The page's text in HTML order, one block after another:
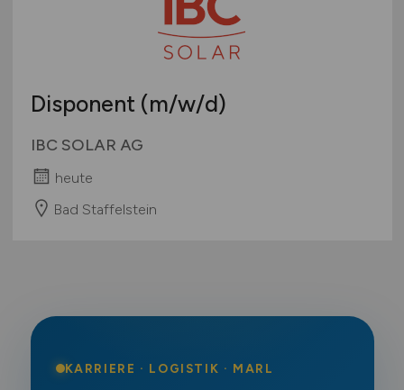
Disponent (m/w/d)
IBC SOLAR AG
heute
Bad Staffelstein
KARRIERE · LOGISTIK · MARL